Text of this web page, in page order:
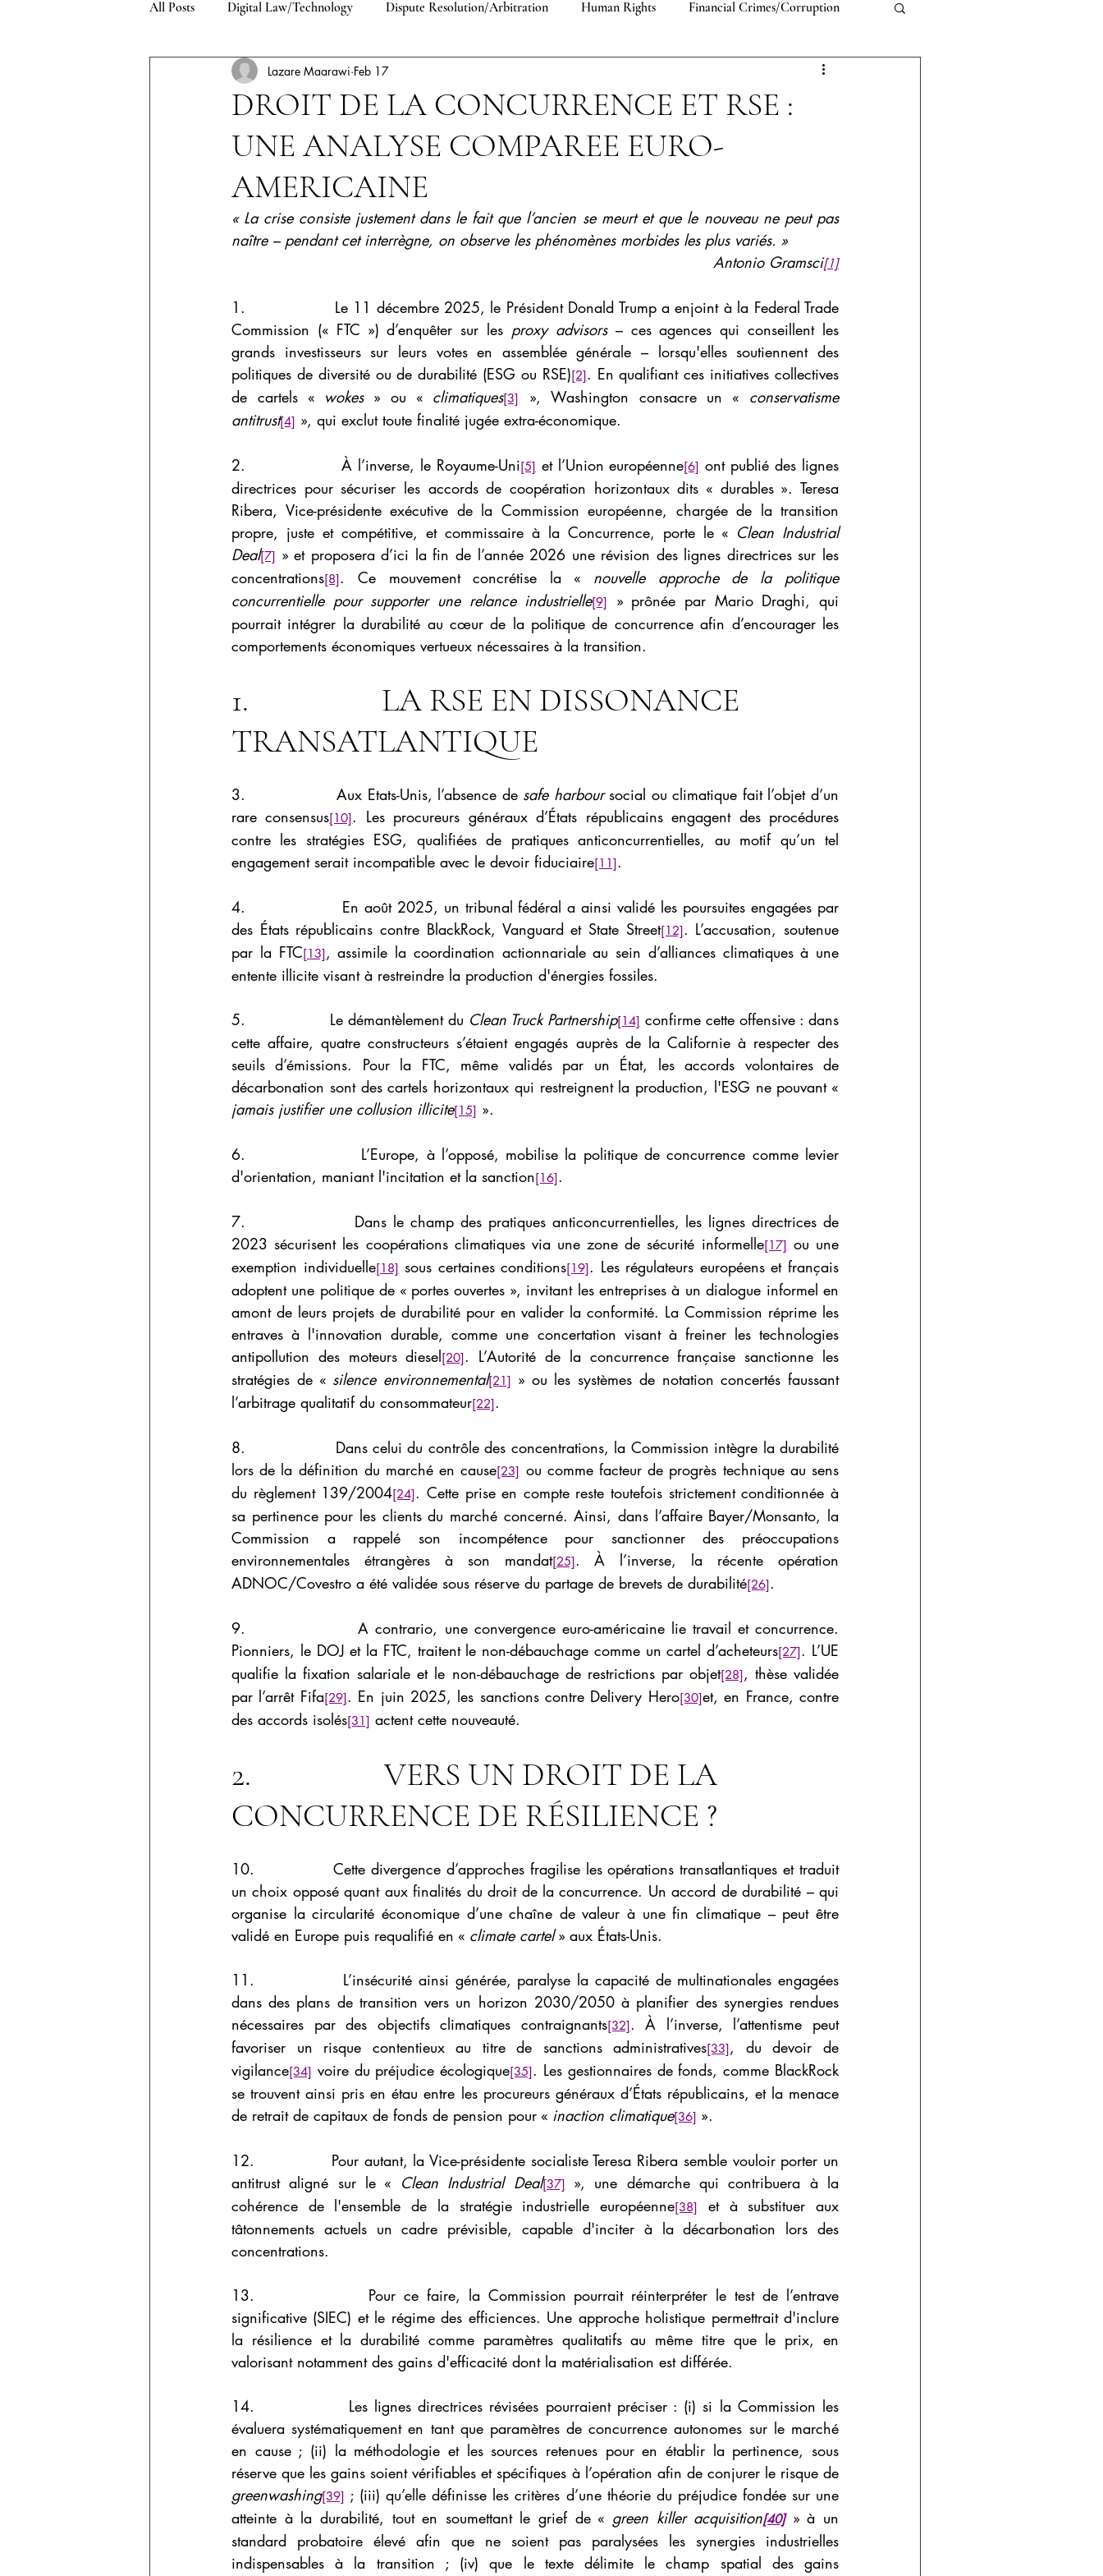
All Posts Digital Law/Technology Dispute Resolution/Arbitration Human Rights Financial Crimes/Corruption
Environment/Climate Change EU Law Constitutional Law
Private Law Criminal Law
DROIT DE LA CONCURRENCE ET RSE :
UNE ANALYSE COMPAREE EURO-
AMERICAINE
Lazare Maarawi Feb 17
« La crise consiste justement dans le fait que l’ancien se meurt et que le nouveau ne peut pas
naître – pendant cet interrègne, on observe les phénomènes morbides les plus variés. »
Antonio Gramsci[1]
1.                 Le 11 décembre 2025, le Président Donald Trump a enjoint à la Federal Trade
Commission (« FTC ») d’enquêter sur les proxy advisors – ces agences qui conseillent les
grands investisseurs sur leurs votes en assemblée générale – lorsqu'elles soutiennent des
politiques de diversité ou de durabilité (ESG ou RSE)[2]. En qualifiant ces initiatives collectives
de cartels « wokes » ou « climatiques[3] », Washington consacre un « conservatisme
antitrust[4] », qui exclut toute finalité jugée extra-économique.
2.                 À l’inverse, le Royaume-Uni[5] et l’Union européenne[6] ont publié des lignes
directrices pour sécuriser les accords de coopération horizontaux dits « durables ». Teresa
Ribera, Vice-présidente exécutive de la Commission européenne, chargée de la transition
propre, juste et compétitive, et commissaire à la Concurrence, porte le « Clean Industrial
Deal[7] » et proposera d’ici la fin de l’année 2026 une révision des lignes directrices sur les
concentrations[8]. Ce mouvement concrétise la « nouvelle approche de la politique
concurrentielle pour supporter une relance industrielle[9]
» prônée par Mario Draghi, qui
pourrait intégrer la durabilité au cœur de la politique de concurrence afin d’encourager les
comportements économiques vertueux nécessaires à la transition.
1.                  LA RSE EN DISSONANCE
TRANSATLANTIQUE
3.                 Aux Etats-Unis, l’absence de safe harbour social ou climatique fait l’objet d’un
rare consensus[10]. Les procureurs généraux d’États républicains engagent des procédures
contre les stratégies ESG, qualifiées de pratiques anticoncurrentielles, au motif qu’un tel
engagement serait incompatible avec le devoir fiduciaire[11].
4.                 En août 2025, un tribunal fédéral a ainsi validé les poursuites engagées par
des États républicains contre BlackRock, Vanguard et State Street[12]. L’accusation, soutenue
par la FTC[13], assimile la coordination actionnariale au sein d’alliances climatiques à une
entente illicite visant à restreindre la production d'énergies fossiles.
5.                 Le démantèlement du Clean Truck Partnership[14] confirme cette offensive : dans
cette affaire, quatre constructeurs s’étaient engagés auprès de la Californie à respecter des
seuils d’émissions. Pour la FTC, même validés par un État, les accords volontaires de
jamais justifier une collusion illicite[15] ».
6.                 L’Europe, à l’opposé, mobilise la politique de concurrence comme levier
d'orientation, maniant l'incitation et la sanction[16].
7.                 Dans le champ des pratiques anticoncurrentielles, les lignes directrices de
2023 sécurisent les coopérations climatiques via une zone de sécurité informelle[17] ou une
exemption individuelle[18] sous certaines conditions[19]. Les régulateurs européens et français
adoptent une politique de « portes ouvertes », invitant les entreprises à un dialogue informel en
amont de leurs projets de durabilité pour en valider la conformité. La Commission réprime les
entraves à l'innovation durable, comme une concertation visant à freiner les technologies
antipollution des moteurs diesel[20]. L’Autorité de la concurrence française sanctionne les
stratégies de « silence environnemental[21] » ou les systèmes de notation concertés faussant
l’arbitrage qualitatif du consommateur[22].
8.                 Dans celui du contrôle des concentrations, la Commission intègre la durabilité
lors de la définition du marché en cause[23] ou comme facteur de progrès technique au sens
du règlement 139/2004[24]. Cette prise en compte reste toutefois strictement conditionnée à
sa pertinence pour les clients du marché concerné. Ainsi, dans l’affaire Bayer/Monsanto, la
Commission a rappelé son incompétence pour sanctionner des préoccupations
environnementales étrangères à son mandat[25]. À l’inverse, la récente opération
ADNOC/Covestro a été validée sous réserve du partage de brevets de durabilité[26].
9.                 A contrario, une convergence euro-américaine lie travail et concurrence.
Pionniers, le DOJ et la FTC, traitent le non-débauchage comme un cartel d’acheteurs[27]. L’UE
qualifie la fixation salariale et le non-débauchage de restrictions par objet[28], thèse validée
par l’arrêt Fifa[29]. En juin 2025, les sanctions contre Delivery Hero[30]et, en France, contre
des accords isolés[31] actent cette nouveauté.
2.                  VERS UN DROIT DE LA
CONCURRENCE DE RÉSILIENCE ?
10.              Cette divergence d’approches fragilise les opérations transatlantiques et traduit
un choix opposé quant aux finalités du droit de la concurrence. Un accord de durabilité – qui
organise la circularité économique d’une chaîne de valeur à une fin climatique – peut être
validé en Europe puis requalifié en « climate cartel » aux États-Unis.
11.              L’insécurité ainsi générée, paralyse la capacité de multinationales engagées
dans des plans de transition vers un horizon 2030/2050 à planifier des synergies rendues
nécessaires par des objectifs climatiques contraignants[32]. À l’inverse, l’attentisme peut
favoriser un risque contentieux au titre de sanctions administratives[33], du devoir de
vigilance[34] voire du préjudice écologique[35]. Les gestionnaires de fonds, comme BlackRock
se trouvent ainsi pris en étau entre les procureurs généraux d’États républicains, et la menace
de retrait de capitaux de fonds de pension pour « inaction climatique[36] ».
12.              Pour autant, la Vice-présidente socialiste Teresa Ribera semble vouloir porter un
antitrust aligné sur le « Clean Industrial Deal[37]
», une démarche qui contribuera à la
cohérence de l'ensemble de la stratégie industrielle européenne[38]
et à substituer aux
tâtonnements actuels un cadre prévisible, capable d'inciter à la décarbonation lors des
concentrations.
13.              Pour ce faire, la Commission pourrait réinterpréter le test de l’entrave
significative (SIEC) et le régime des efficiences. Une approche holistique permettrait d'inclure
la résilience et la durabilité comme paramètres qualitatifs au même titre que le prix, en
valorisant notamment des gains d'efficacité dont la matérialisation est différée.
14.              Les lignes directrices révisées pourraient préciser : (i) si la Commission les
évaluera systématiquement en tant que paramètres de concurrence autonomes sur le marché
en cause ; (ii) la méthodologie et les sources retenues pour en établir la pertinence, sous
greenwashing[39] ; (iii) qu’elle définisse les critères d’une théorie du préjudice fondée sur une
atteinte à la durabilité, tout en soumettant le grief de « green killer acquisition[40] » à un
standard probatoire élevé afin que ne soient pas paralysées les synergies industrielles
indispensables à la transition ; (iv) que le texte délimite le champ spatial des gains